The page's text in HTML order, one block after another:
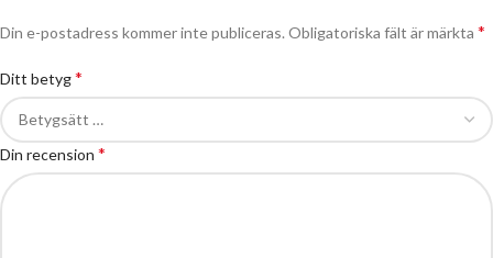
Din e-postadress kommer inte publiceras. Obligatoriska fält är märkta *
Ditt betyg*
Din recension *